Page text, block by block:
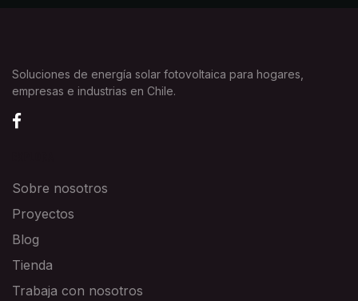
Soluciones de energía solar fotovoltaica para hogares,
empresas e industrias en Chile.
Sobre nosotros
Proyectos
Blog
Tienda
Trabaja con nosotros